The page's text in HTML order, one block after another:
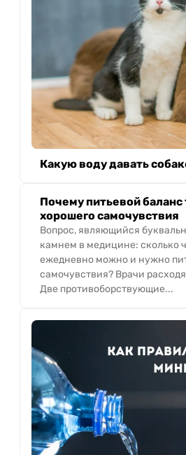
Какую воду давать
Почему питьевой
хорошего самочувствия
Вопрос, являющийся
камнем в медицине: сколько
ежедневно можно и нужно
самочувствия? Врачи
Две противоборствующие...